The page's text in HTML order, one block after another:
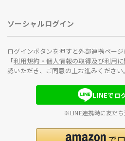
ソーシャルログイン
ログインボタンを押すと外部連携ペー
「利用規約・個人情報の取得及び利用
認いただき、ご同意の上お進みください。
LINEでロ
※LINE連携時に友だ